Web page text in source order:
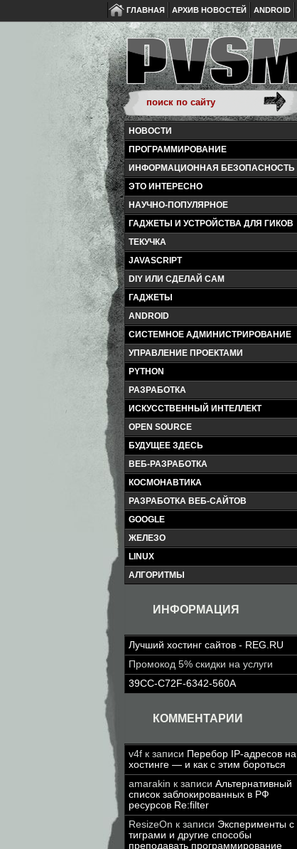
ГЛАВНАЯ АРХИВ НОВОСТЕЙ ANDROID
НОВОСТИ
ПРОГРАММИРОВАНИЕ
ИНФОРМАЦИОННАЯ БЕЗОПАСНОСТЬ
ЭТО ИНТЕРЕСНО
НАУЧНО-ПОПУЛЯРНОЕ
ГАДЖЕТЫ И УСТРОЙСТВА ДЛЯ ГИКОВ
ТЕКУЧКА
JAVASCRIPT
DIY ИЛИ СДЕЛАЙ САМ
ГАДЖЕТЫ
ANDROID
СИСТЕМНОЕ АДМИНИСТРИРОВАНИЕ
УПРАВЛЕНИЕ ПРОЕКТАМИ
PYTHON
РАЗРАБОТКА
ИСКУССТВЕННЫЙ ИНТЕЛЛЕКТ
OPEN SOURCE
БУДУЩЕЕ ЗДЕСЬ
ВЕБ-РАЗРАБОТКА
КОСМОНАВТИКА
РАЗРАБОТКА ВЕБ-САЙТОВ
GOOGLE
ЖЕЛЕЗО
LINUX
АЛГОРИТМЫ
ИНФОРМАЦИЯ
Лучший хостинг сайтов - REG.RU
Промокод 5% скидки на услуги
39CC-C72F-6342-560A
КОММЕНТАРИИ
v4f к записи Перебор IP-адресов на
хостинге — и как с этим бороться
amarakin к записи Альтернативный
список заблокированных в РФ
ресурсов Re:filter
ResizeOn к записи Эксперименты с
тиграми и другие способы
преподавать программирование